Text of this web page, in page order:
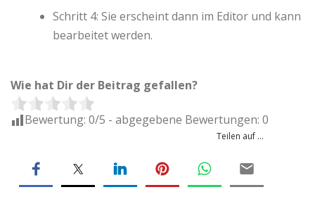
Schritt 4: Sie erscheint dann im Editor und kann
bearbeitet werden.
Wie hat Dir der Beitrag gefallen?
Bewertung: 0/5 - abgegebene Bewertungen: 0
Teilen auf ...